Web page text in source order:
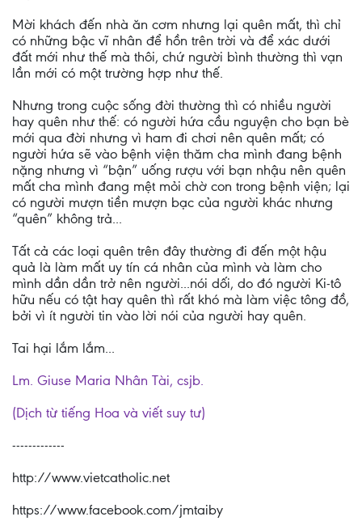
Mời khách đến nhà ăn cơm nhưng lại quên mất, thì chỉ
có những bậc vĩ nhân để hồn trên trời và để xác dưới
đất mới như thế mà thôi, chứ người bình thường thì vạn
lần mới có một trường hợp như thế.
Nhưng trong cuộc sống đời thường thì có nhiều người
hay quên như thế: có người hứa cầu nguyện cho bạn bè
mới qua đời nhưng vì ham đi chơi nên quên mất; có
người hứa sẽ vào bệnh viện thăm cha mình đang bệnh
nặng nhưng vì “bận” uống rượu với bạn nhậu nên quên
mất cha mình đang mệt mỏi chờ con trong bệnh viện; lại
có người mượn tiền mượn bạc của người khác nhưng
“quên” không trả...
Tất cả các loại quên trên đây thường đi đến một hậu
quả là làm mất uy tín cá nhân của mình và làm cho
mình dần dần trở nên người...nói dối, do đó người Ki-tô
hữu nếu có tật hay quên thì rất khó mà làm việc tông đồ,
bởi vì ít người tin vào lời nói của người hay quên.
Tai hại lắm lắm...
Lm. Giuse Maria Nhân Tài, csjb.
(Dịch từ tiếng Hoa và viết suy tư)
-------------
http://www.vietcatholic.net
https://www.facebook.com/jmtaiby